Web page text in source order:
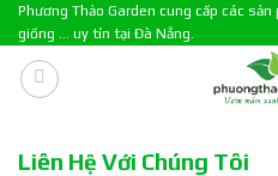
Skip
to
content
Phương Thảo Garden cung cấp các
giống ... uy tín tại Đà Nẵng.
Liên Hệ Với Chúng Tôi